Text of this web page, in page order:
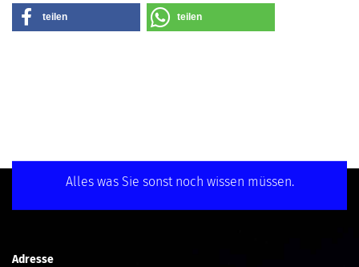
teilen teilen
Alles was Sie sonst noch wissen müssen.
Adresse